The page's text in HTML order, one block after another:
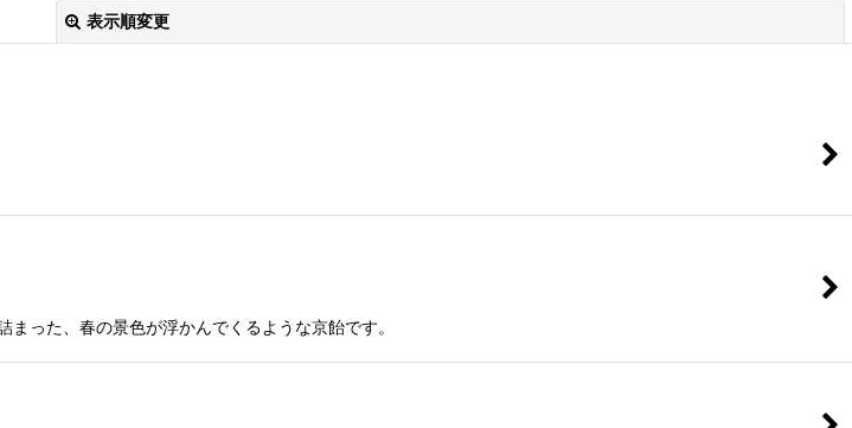
表示順変更
絞り込む
った、春の景色が浮かんでくるような京飴です。